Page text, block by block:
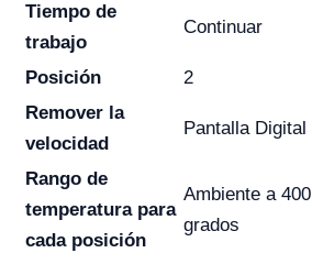
Tiempo de
trabajo
Continuar
Posición
2
Remover la
velocidad
Pantalla Digital
Rango de
temperatura para
cada posición
Ambiente a 400
grados